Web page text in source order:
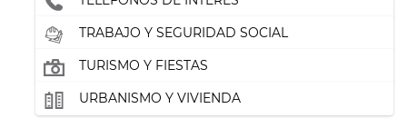
TRABAJO Y SEGURIDAD SOCIAL
TURISMO Y FIESTAS
URBANISMO Y VIVIENDA